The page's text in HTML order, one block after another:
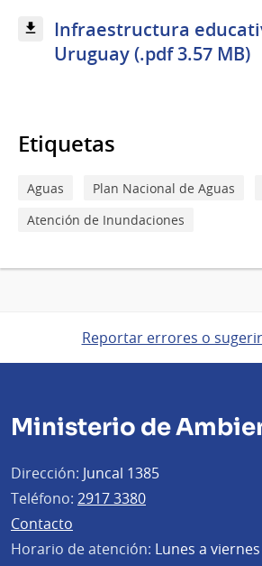
Infraestructura
Uruguay (.pdf 3.57 MB)
Etiquetas
Aguas Plan Nacional de Aguas
Atención de Inundaciones
Reportar errores o
Ministerio de
Dirección: Juncal 1385
Teléfono: 2917 3380
Contacto
Horario de atención: Lunes a